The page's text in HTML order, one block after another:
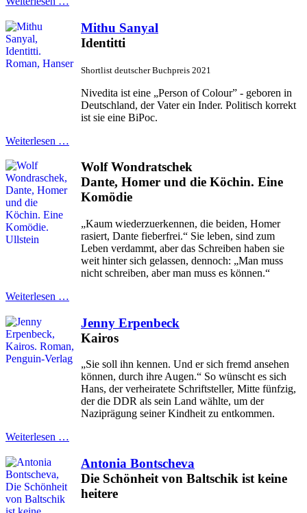
Mithu Sanyal
Identitti
Shortlist deutscher Buchpreis 2021
Nivedita ist eine „Person of Colour” - geboren in
Deutschland, der Vater ein Inder. Politisch korrekt
ist sie eine BiPoc.
Weiterlesen …
Wolf Wondratschek
Dante, Homer und die Köchin. Eine
Komödie
„Kaum wiederzuerkennen, die beiden, Homer
rasiert, Dante fieberfrei.“ Sie leben, sind zum
Leben verdammt, aber das Schreiben haben sie
weit hinter sich gelassen, dennoch: „Man muss
nicht schreiben, aber man muss es können.“
Weiterlesen …
Jenny Erpenbeck
Kairos
„Sie soll ihn kennen. Und er sich fremd ansehen
können, durch ihre Augen.“ So wünscht es sich
Hans, der verheiratete Schriftsteller, Mitte fünfzig,
der die DDR als sein Land wählte, um der
Naziprägung seiner Kindheit zu entkommen.
Weiterlesen …
Antonia Bontscheva
Die Schönheit von Baltschik ist keine
heitere